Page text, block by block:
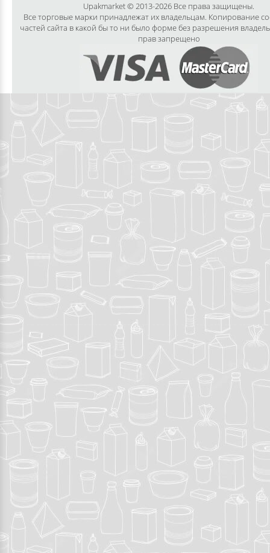
Upakmarket © 2013-2026 Все права защищены.
Все торговые марки принадлежат их владельцам. Копирование
частей сайта в какой бы то ни было форме без разрешения
прав запрещено